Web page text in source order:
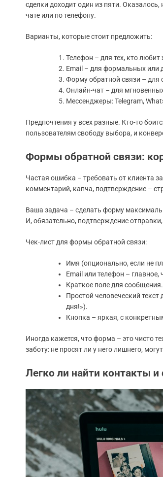
сделки доходит один из пяти.
чате или по телефону.
Варианты, которые стоит предложить:
Телефон – для тех, кто
Email – для формальных или
Форму обратной связи – для
Онлайн-чат – для
Мессенджеры: Telegram,
Предпочтения у всех разные. Кто-то
пользователям свободу выбора, и
Формы обратной связи:
Частая ошибка – требовать от клиента
комментарий, капча, подтверждение –
Ваша задача – сделать форму
И, обязательно, подтверждение
Чек-лист для формы обратной связи:
Имя (опционально, если не
Email или телефон –
Краткое поле для сообщения.
Простой человеческий
дня!»).
Кнопка – яркая, с
Иногда кажется, что форма – это чисто
заботу: не просят ли у него лишнего,
Легко ли найти контакты